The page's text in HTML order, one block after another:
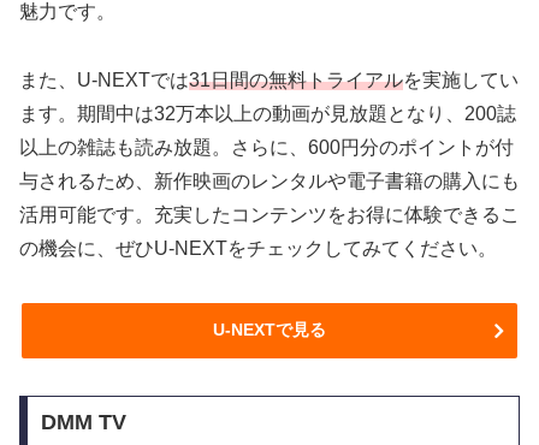
魅力です。
また、U-NEXTでは31日間の無料トライアルを実施してい
ます。期間中は32万本以上の動画が見放題となり、200誌
以上の雑誌も読み放題。さらに、600円分のポイントが付
与されるため、新作映画のレンタルや電子書籍の購入にも
活用可能です。充実したコンテンツをお得に体験できるこ
の機会に、ぜひU-NEXTをチェックしてみてください。
U-NEXTで見る
DMM TV